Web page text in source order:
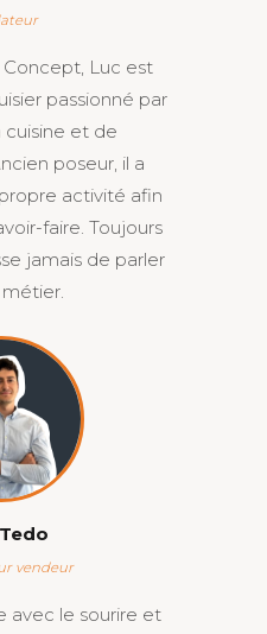
Luc est
passionné par
cuisine et de
poseur, il a
activité afin
faire. Toujours
jamais de parler
vendeur
avec le sourire et